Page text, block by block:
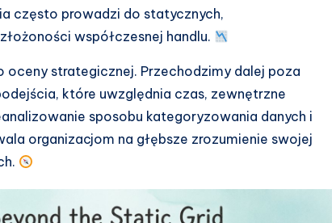
często prowadzi do statycznych,
współczesnej handlu.
strategicznej. Przechodzimy dalej poza
które uwzględnia czas, zewnętrzne
sposobu kategoryzowania danych i
organizacjom na głębsze zrozumienie swojej